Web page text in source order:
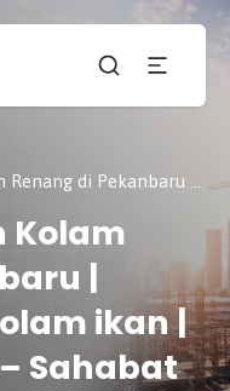
| kolam ikan | jasa buat kolam – Sahabat Multi Bangunan
Kolam
|
ikan |
Sahabat